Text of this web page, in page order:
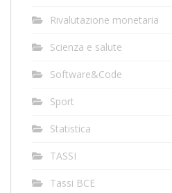
Rivalutazione monetaria
Scienza e salute
Software&Code
Sport
Statistica
TASSI
Tassi BCE